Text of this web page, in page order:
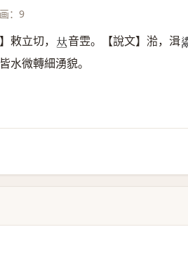
：9
敕立切， 𠀤音雴。【說文】湁，湒𩰾
水微轉細湧貌。